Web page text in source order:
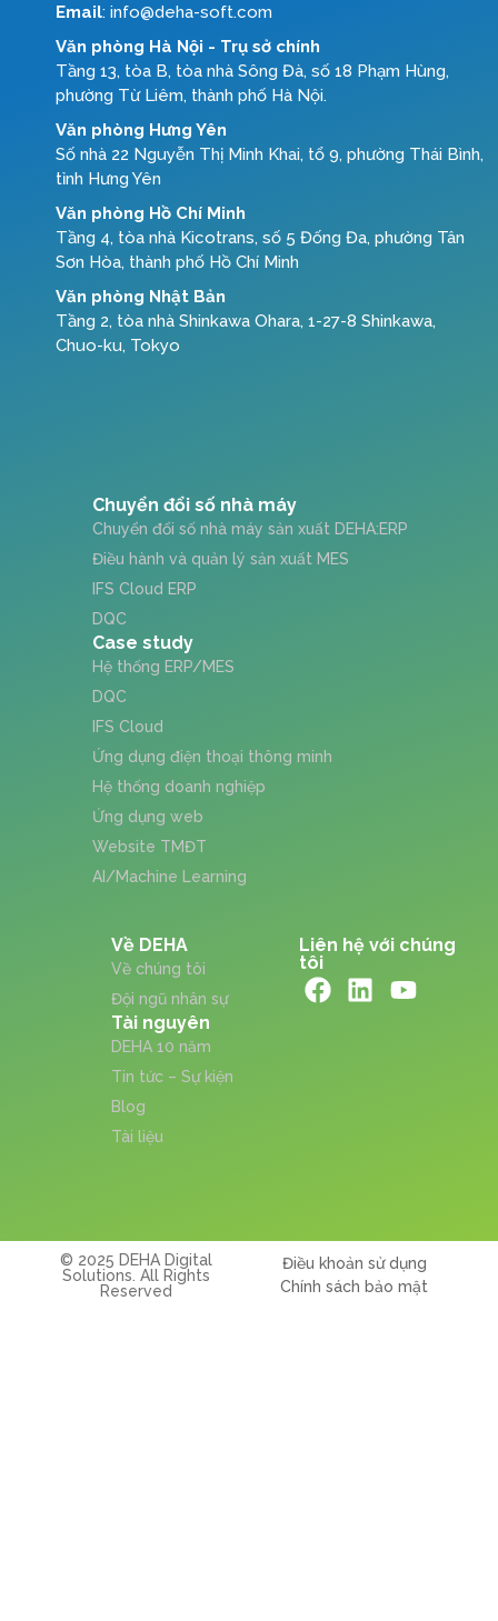
Email: info@deha-soft.com
Văn phòng Hà Nội - Trụ sở chính
Tầng 13, tòa B, tòa nhà Sông Đà, số 18 Phạm Hùng,
phường Từ Liêm, thành phố Hà Nội.
Văn phòng Hưng Yên
Số nhà 22 Nguyễn Thị Minh Khai, tổ 9, phường Thái Bình,
tỉnh Hưng Yên
Văn phòng Hồ Chí Minh
Tầng 4, tòa nhà Kicotrans, số 5 Đống Đa, phường Tân
Sơn Hòa, thành phố Hồ Chí Minh
Văn phòng Nhật Bản
Tầng 2, tòa nhà Shinkawa Ohara, 1-27-8 Shinkawa,
Chuo-ku, Tokyo
Chuyển đổi số nhà máy
Chuyển đổi số nhà máy sản xuất DEHA:ERP
Điều hành và quản lý sản xuất MES
IFS Cloud ERP
DQC
Case study
Hệ thống ERP/MES
DQC
IFS Cloud
Ứng dụng điện thoại thông minh
Hệ thống doanh nghiệp
Ứng dụng web
Website TMĐT
AI/Machine Learning
Về DEHA
Về chúng tôi
Đội ngũ nhân sự
Tài nguyên
DEHA 10 năm
Tin tức – Sự kiện
Blog
Tài liệu
Liên hệ với chúng
tôi
© 2025 DEHA Digital
Solutions. All Rights
Reserved
Điều khoản sử dụng
Chính sách bảo mật